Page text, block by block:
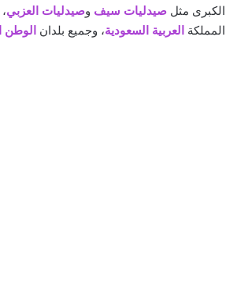
الكبرى مثل صيدليات سيف وصيدليات العزبي
المملكة العربية السعودية، وجميع بلدان الوطن